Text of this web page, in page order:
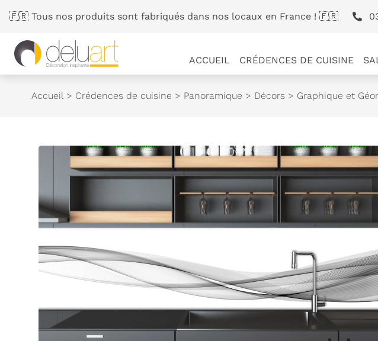
🇫🇷 Tous nos produits sont fabriqués dans nos locaux en France ! 🇫🇷
ACCUEIL CRÉDENCES DE CUISINE
Accueil > Crédences de cuisine > Panoramique > Décors > Graphique et